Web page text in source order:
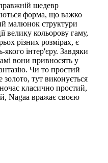
шедевр
форма, що важко
малюнок структури
велику кольорову гаму,
різних розмірах, є
інтер'єру. Завдяки
вони привносять у
Чи то простий
золото, тут виконується
класично простий,
Nagaa вражає своєю